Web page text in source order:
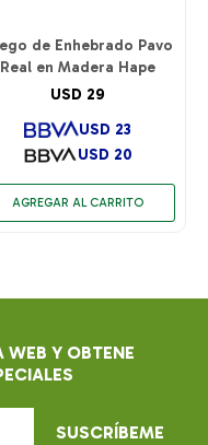
de Enhebrado Pavo
Real en Madera Hape
USD 29
USD 20
USD 23
WEB Y OBTENE
SUSCRÍBEME